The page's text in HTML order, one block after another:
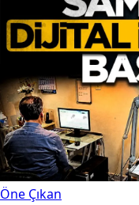
Öne Çıkan